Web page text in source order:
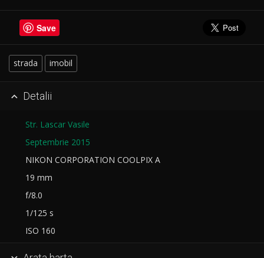
Save
strada imobil
 Detalii
Str. Lascar Vasile
Septembrie 2015
NIKON CORPORATION COOLPIX A
19 mm
f/8.0
1/125 s
ISO 160